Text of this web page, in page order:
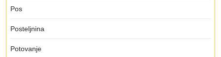
Pos
Posteljnina
Potovanje